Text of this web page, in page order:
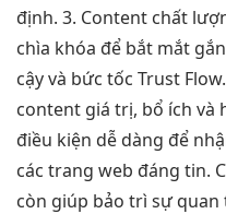
định. 3. Content chất
chìa khóa để bắt mắt
cậy và bức tốc Trust
content giá trị, bổ ích và
điều kiện dễ dàng để
các trang web đáng tin.
còn giúp bảo trì sự